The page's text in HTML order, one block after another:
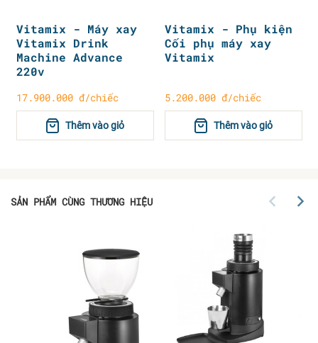
Vitamix - Máy xay
Vitamix Drink
Machine Advance
220v
17.900.000 đ/chiếc
Thêm vào giỏ
Vitamix - Phụ kiện
Cối phụ máy xay
Vitamix
5.200.000 đ/chiếc
Thêm vào giỏ
SẢN PHẨM CÙNG THƯƠNG HIỆU